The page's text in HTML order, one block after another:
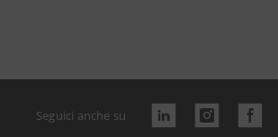
Seguici anche su